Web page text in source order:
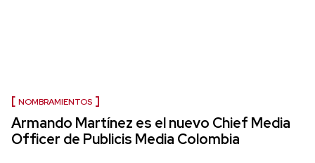
NOMBRAMIENTOS
Armando Martínez es el nuevo Chief Media
Officer de Publicis Media Colombia